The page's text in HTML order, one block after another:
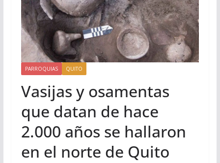
PARROQUIAS QUITO
Vasijas y osamentas
que datan de hace
2.000 años se hallaron
en el norte de Quito